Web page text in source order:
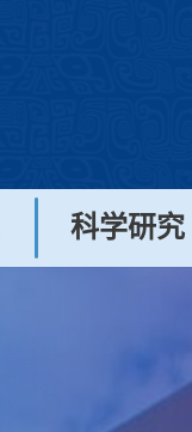
科学研究